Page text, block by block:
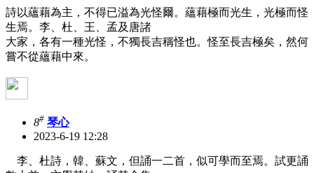
詩以蘊藉為主，不得已溢為光怪爾。蘊藉極而光生，光極而怪
生焉。李、杜、王、孟及唐諸
大家，各有一種光怪，不獨長吉稱怪也。怪至長吉極矣，然何
嘗不從蘊藉中來。
8# 琴心
2023-6-19 12:28
李、杜詩，韓、蘇文，但誦一二首，似可學而至焉。試更誦